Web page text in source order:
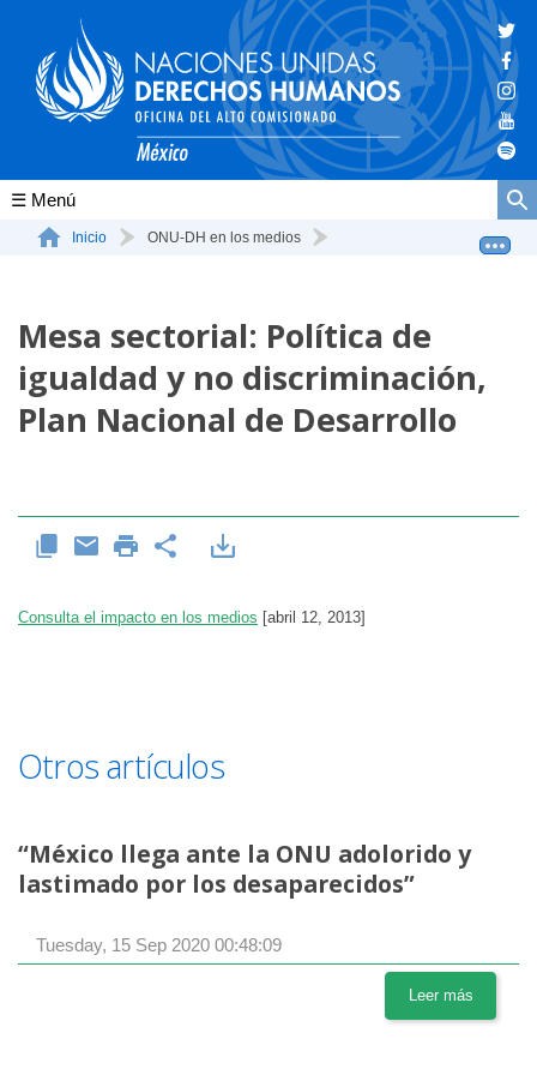
Conócenos
La ONU-DH en México
Vacantes ONU-DH México
ONU-DH en el tiempo
Inicio ONU-DH en los medios
Mesa sectorial: Política de
igualdad y no discriminación,
Plan Nacional de Desarrollo
Consulta el impacto en los medios [abril 12, 2013]
Otros artículos
“México llega ante la ONU adolorido y
lastimado por los desaparecidos”
Tuesday, 15 Sep 2020 00:48:09
Leer más